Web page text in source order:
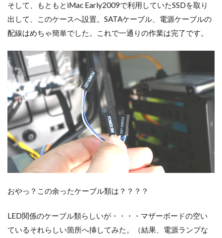
そして、もともとiMac Early2009で利用していたSSDを取り
出して、このケースへ設置。SATAケーブル、電源ケーブルの
配線はめちゃ簡単でした。これで一通りの作業は完了です。
おやっ？この余ったケーブル類は？？？？
LED関係のケーブル類らしいが・・・・マザーボードの空い
ているそれらしい箇所へ挿してみた。（結果、電源ランプな